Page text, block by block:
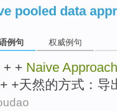
pooled data
例句 权威例句
+ + Naive Approach
+ +天然的方式 ： 导